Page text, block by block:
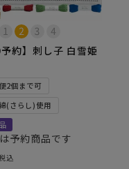
予約】刺し子 白雪姫
2個まで可
(さらし)使用
予約商品です
込